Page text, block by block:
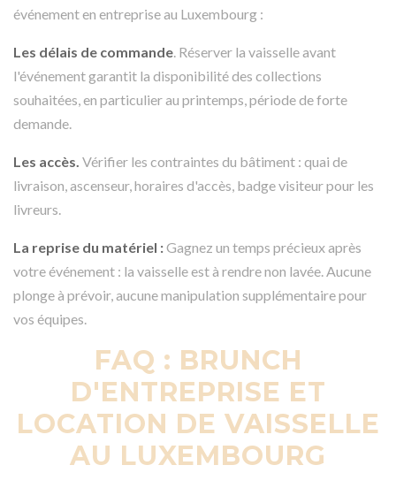
événement en entreprise au Luxembourg :
Les délais de commande. Réserver la vaisselle avant
l'événement garantit la disponibilité des collections
souhaitées, en particulier au printemps, période de forte
demande.
Les accès. Vérifier les contraintes du bâtiment : quai de
livraison, ascenseur, horaires d'accès, badge visiteur pour les
livreurs.
La reprise du matériel :Gagnez un temps précieux après
votre événement : la vaisselle est à rendre non lavée. Aucune
plonge à prévoir, aucune manipulation supplémentaire pour
vos équipes.
FAQ : BRUNCH
D'ENTREPRISE ET
LOCATION DE VAISSELLE
AU LUXEMBOURG